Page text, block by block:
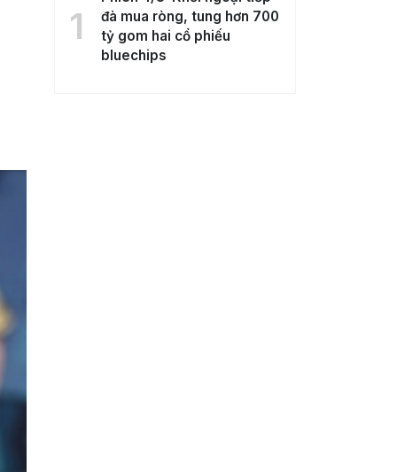
1
đà mua ròng, tung hơn 700
tỷ gom hai cổ phiếu
bluechips